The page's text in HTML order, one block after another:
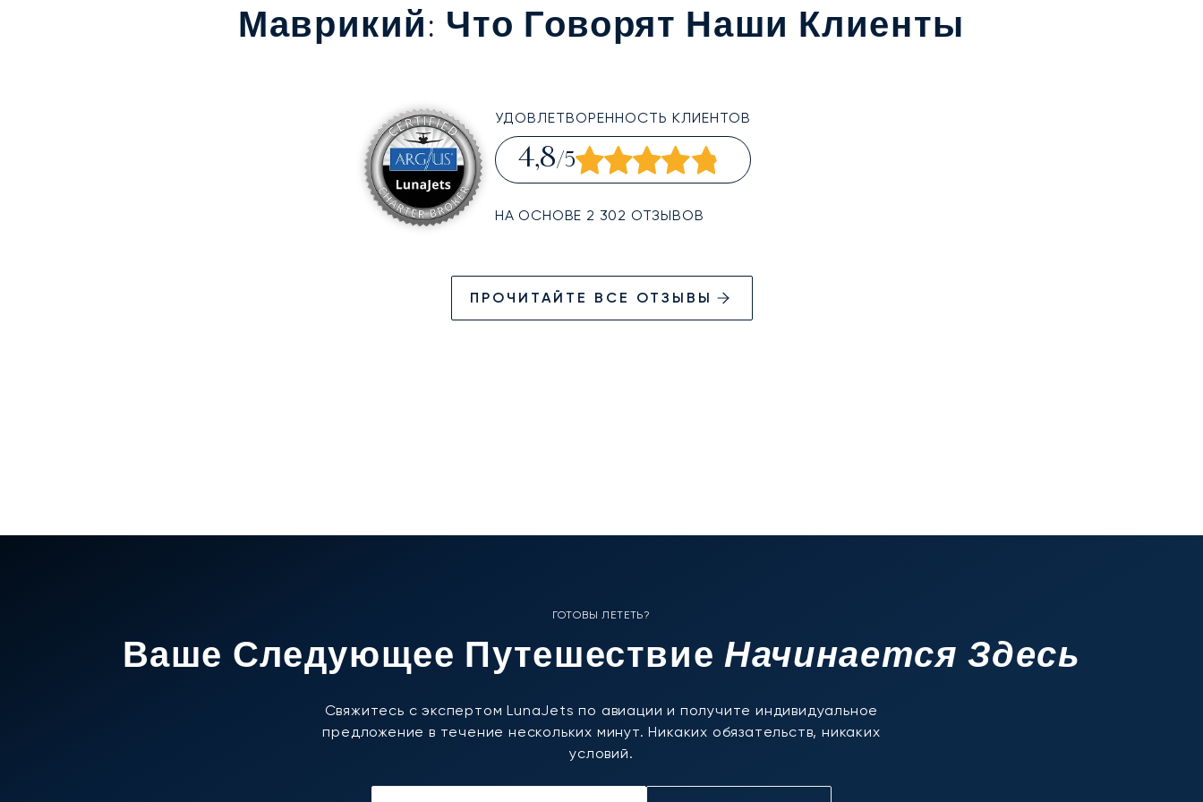
Маврикий: Что Говорят Наши Клиенты
УДОВЛЕТВОРЕННОСТЬ КЛИЕНТОВ
4,8/5
НА ОСНОВЕ 2 302 ОТЗЫВОВ
ПРОЧИТАЙТЕ ВСЕ ОТЗЫВЫ
ГОТОВЫ ЛЕТЕТЬ?
Ваше Следующее ПутешествиеНачинается Здесь
Свяжитесь с экспертом LunaJets по авиации и получите индивидуальное
предложение в течение нескольких минут. Никаких обязательств, никаких
условий.